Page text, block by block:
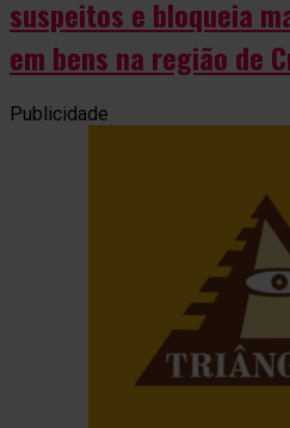
suspeitos e bloqueia
em bens na região de
Publicidade